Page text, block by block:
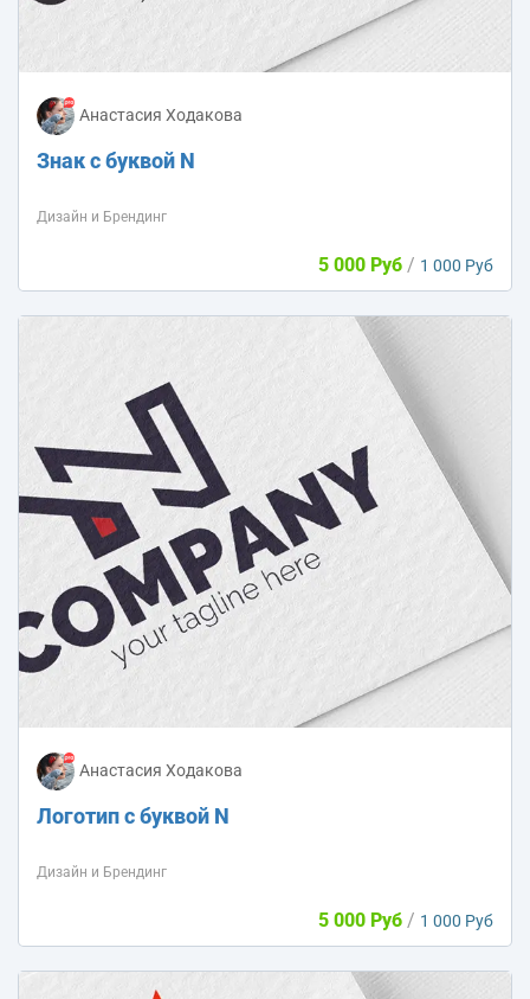
Анастасия Ходакова
Знак с буквой N
Дизайн и Брендинг
5 000 Руб / 1 000 Руб
Анастасия Ходакова
Логотип с буквой N
Дизайн и Брендинг
5 000 Руб / 1 000 Руб